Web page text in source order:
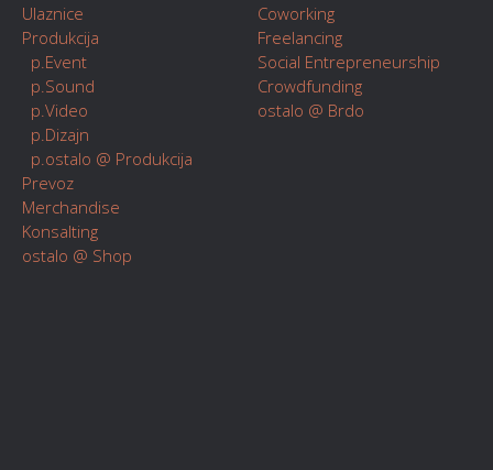
Ulaznice
Produkcija
p.Event
p.Sound
p.Video
p.Dizajn
p.ostalo @ Produkcija
Prevoz
Merchandise
Konsalting
ostalo @ Shop
Coworking
Freelancing
Social Entrepreneurship
Crowdfunding
ostalo @ Brdo